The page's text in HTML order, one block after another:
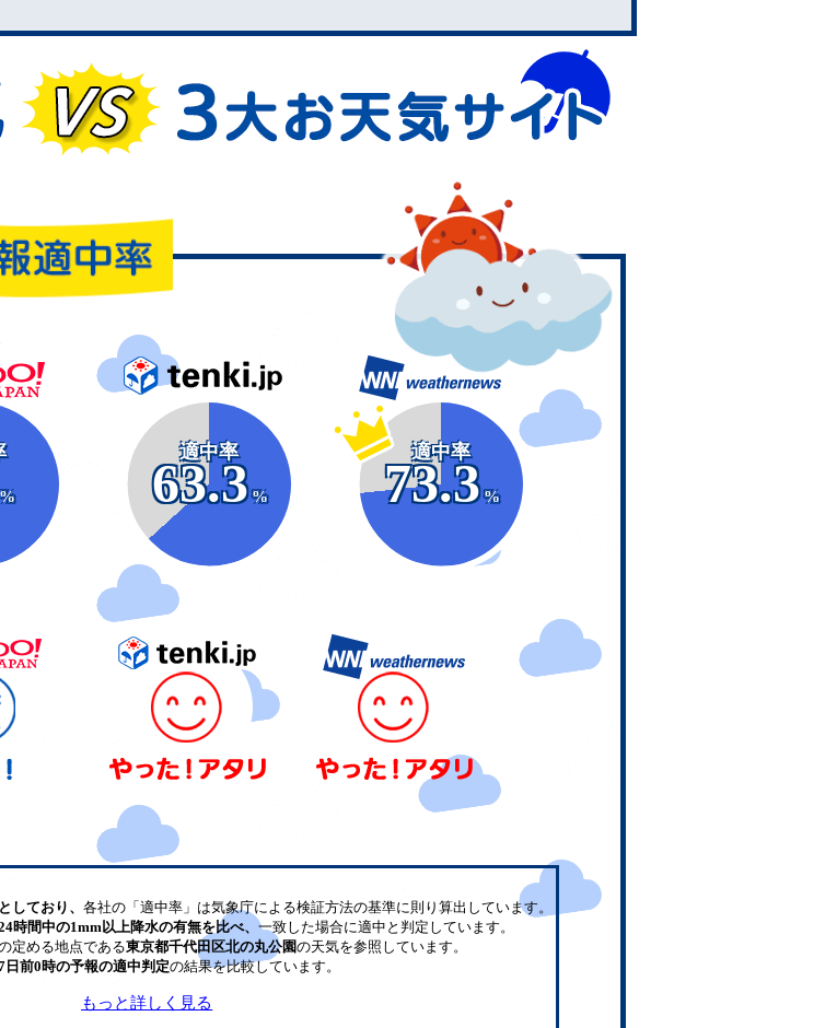
適中率
63.3
%
適中率
73.3
%
しており、 各社の「適中率」は気象庁による検証方法の基準に則り算出しています。
時間中の1mm以上降水の有無を比べ、 一致した場合に適中と判定しています。
定める地点である東京都千代田区北の丸公園の天気を参照しています。
前0時の予報の適中判定の結果を比較しています。
もっと詳しく見る